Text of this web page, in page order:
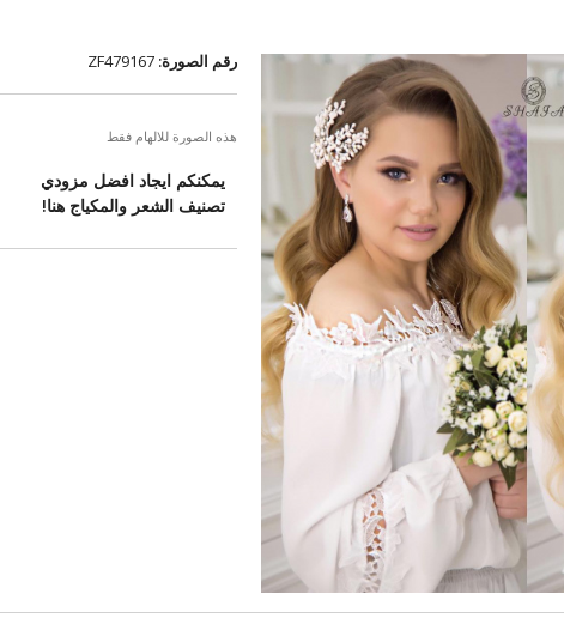
رقم الصورة:
هذه الصورة للالهام فقط
يمكنكم ايجاد افضل مزودي
تصنيف الشعر والمكياج هنا!